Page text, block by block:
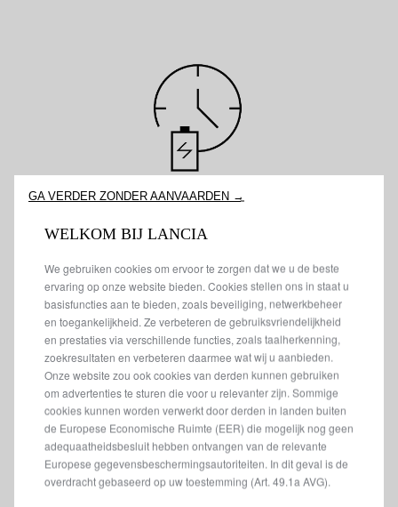
BRANDSTOFBESPARING
Bespaar tot 15% brandstofkosten bij elke rit - meer
efficiëntie, minder uitgaven.
GA VERDER ZONDER AANVAARDEN →
WELKOM BIJ LANCIA
We gebruiken cookies om ervoor te zorgen dat we u de beste
ervaring op onze website bieden. Cookies stellen ons in staat u
basisfuncties aan te bieden, zoals beveiliging, netwerkbeheer
en toegankelijkheid. Ze verbeteren de gebruiksvriendelijkheid
en prestaties via verschillende functies, zoals taalherkenning,
zoekresultaten en verbeteren daarmee wat wij u aanbieden.
Onze website zou ook cookies van derden kunnen gebruiken
om advertenties te sturen die voor u relevanter zijn. Sommige
cookies kunnen worden verwerkt door derden in landen buiten
de Europese Economische Ruimte (EER) die mogelijk nog geen
adequaatheidsbesluit hebben ontvangen van de relevante
Europese gegevensbeschermingsautoriteiten. In dit geval is de
overdracht gebaseerd op uw toestemming (Art. 49.1a AVG).